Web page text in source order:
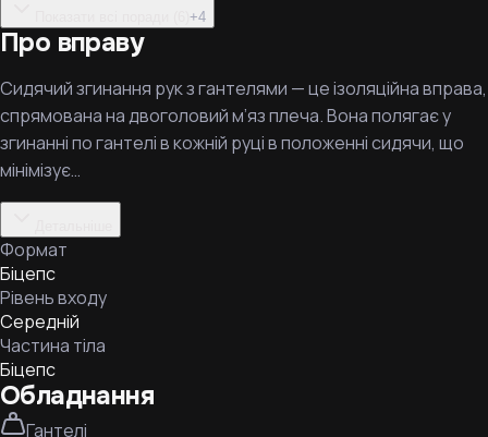
+4
Про вправу
Сидячий згинання рук з гантелями — це ізоляційна вправа,
спрямована на двоголовий м’яз плеча. Вона полягає у
згинанні по гантелі в кожній руці в положенні сидячи, що
мінімізує…
Формат
Біцепс
Рівень входу
Середній
Частина тіла
Біцепс
Обладнання
Гантелі